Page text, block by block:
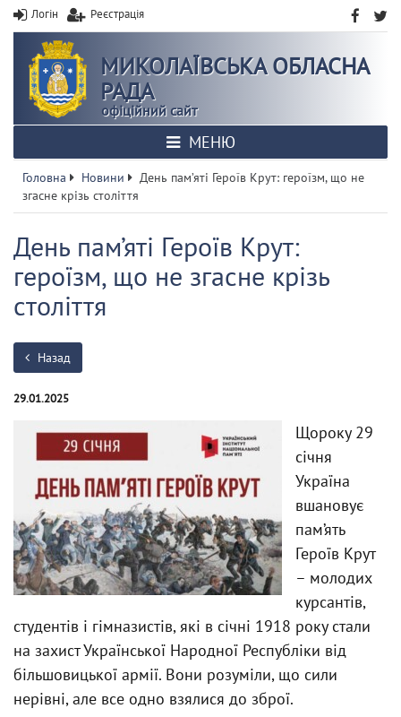
Логін Реєстрація
МИКОЛАЇВСЬКА ОБЛАСНА
РАДА
офіційний сайт
МЕНЮ
Головна Новини
День пам’яті Героїв Крут: героїзм, що не
згасне крізь століття
День пам’яті Героїв Крут:
героїзм, що не згасне крізь
століття
Назад
29.01.2025
Щороку 29
січня
Україна
вшановує
пам’ять
Героїв Крут
– молодих
курсантів,
студентів і гімназистів, які в січні 1918 року стали
на захист Української Народної Республіки від
більшовицької армії. Вони розуміли, що сили
нерівні, але все одно взялися до зброї.